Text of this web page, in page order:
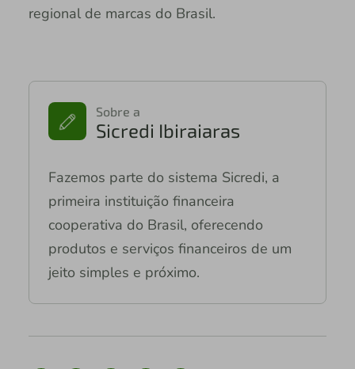
regional de marcas do Brasil.
Sobre a
Sicredi Ibiraiaras
Fazemos parte do sistema Sicredi, a
primeira instituição financeira
cooperativa do Brasil, oferecendo
produtos e serviços financeiros de um
jeito simples e próximo.